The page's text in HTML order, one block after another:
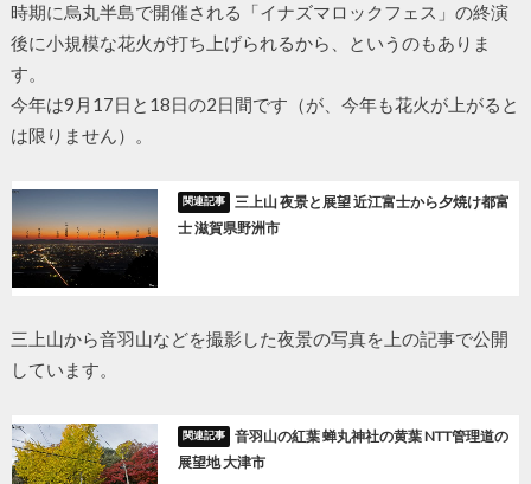
時期に烏丸半島で開催される「イナズマロックフェス」の終演
後に小規模な花火が打ち上げられるから、というのもありま
す。
今年は9月17日と18日の2日間です（が、今年も花火が上がると
は限りません）。
三上山 夜景と展望 近江富士から夕焼け都富
士 滋賀県野洲市
三上山から音羽山などを撮影した夜景の写真を上の記事で公開
しています。
音羽山の紅葉 蝉丸神社の黄葉 NTT管理道の
展望地 大津市